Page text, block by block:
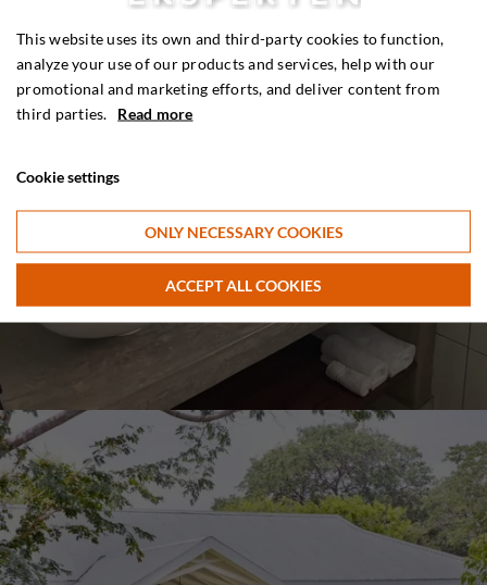
This website uses its own and third-party cookies to function,
analyze your use of our products and services, help with our
promotional and marketing efforts, and deliver content from
third parties. Read more
Cookie settings
ONLY NECESSARY COOKIES
ACCEPT ALL COOKIES